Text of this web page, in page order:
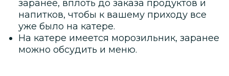
заранее, вплоть до заказа продуктов и
напитков, чтобы к вашему приходу все
уже было на катере.
На катере имеется морозильник, заранее
можно обсудить и меню.